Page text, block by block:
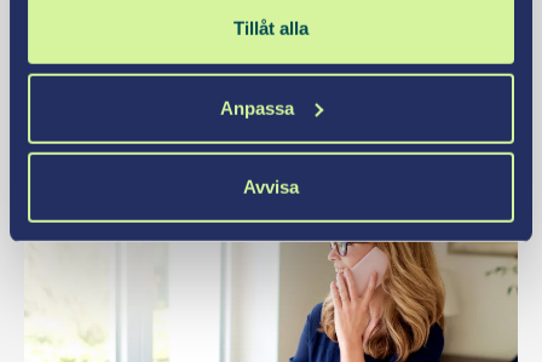
Tillåt alla
Anpassa
Avvisa
Vad gör en samtalscoach?
Läs mer